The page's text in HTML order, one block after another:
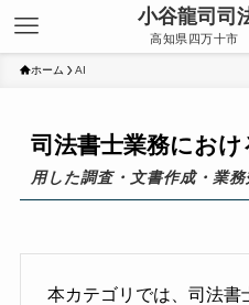
ホーム AI
司法書士業務におけ
用した調査・文書作成・業
本カテゴリでは、司法書